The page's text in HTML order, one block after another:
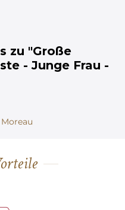
zu "Große
- Junge Frau -